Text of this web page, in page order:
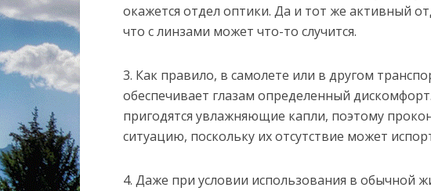
окажется отдел оптики. Да и тот же активный
что с линзами может что-то случится.
3. Как правило, в самолете или в другом
обеспечивает глазам определенный
пригодятся увлажняющие капли, поэтому
ситуацию, поскольку их отсутствие может
4. Даже при условии использования в обычной